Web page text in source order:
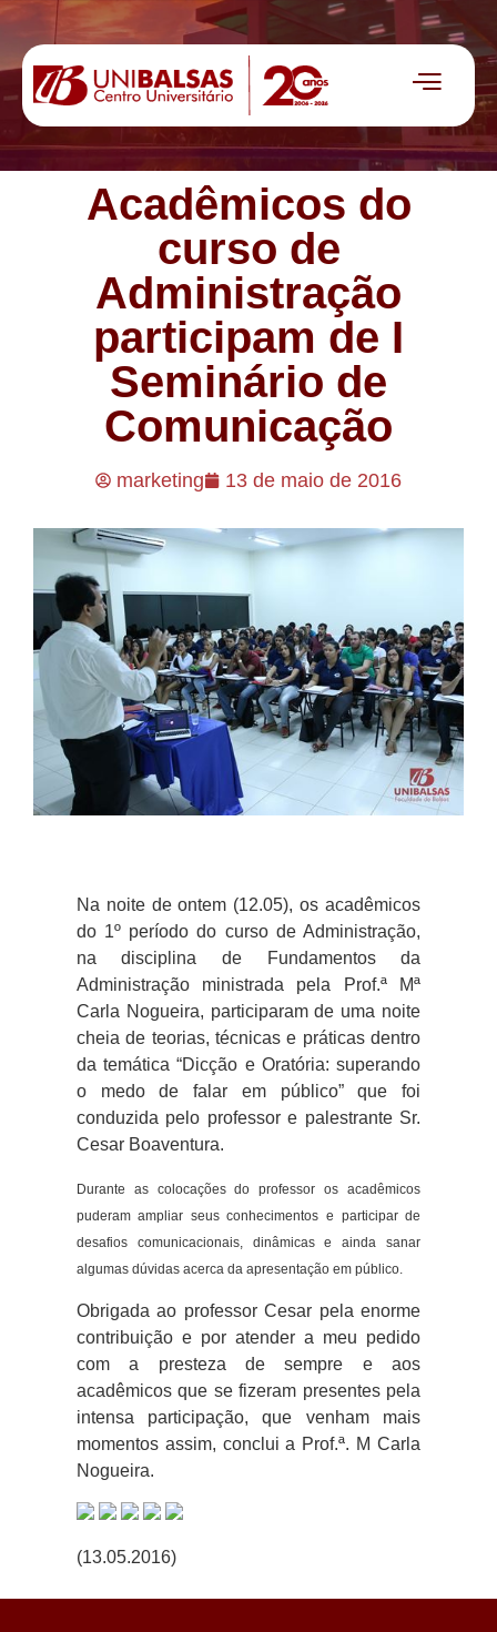
Acadêmicos do
curso de
Administração
participam de I
Seminário de
Comunicação
marketing 13 de maio de 2016
Na noite de ontem (12.05), os acadêmicos
do 1º período do curso de Administração,
na disciplina de Fundamentos da
Administração ministrada pela Prof.ª Mª
Carla Nogueira, participaram de uma noite
cheia de teorias, técnicas e práticas dentro
da temática “Dicção e Oratória: superando
o medo de falar em público” que foi
conduzida pelo professor e palestrante Sr.
Cesar Boaventura.
Durante as colocações do professor os acadêmicos
puderam ampliar seus conhecimentos e participar de
desafios comunicacionais, dinâmicas e ainda sanar
algumas dúvidas acerca da apresentação em público.
Obrigada ao professor Cesar pela enorme
contribuição e por atender a meu pedido
com a presteza de sempre e aos
acadêmicos que se fizeram presentes pela
intensa participação, que venham mais
momentos assim, conclui a Prof.ª. M Carla
Nogueira.
(13.05.2016)